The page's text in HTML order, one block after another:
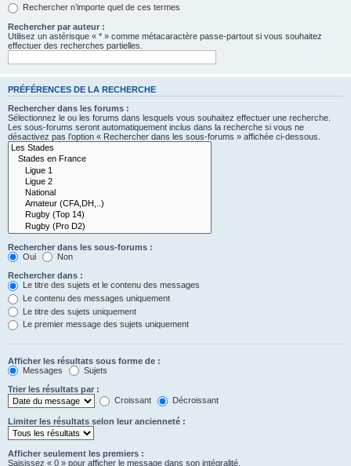
Rechercher n’importe quel de ces termes
Rechercher par auteur :
Utilisez un astérisque « * » comme métacaractère passe-partout si vous souhaitez
effectuer des recherches partielles.
PRÉFÉRENCES DE LA RECHERCHE
Rechercher dans les forums :
Sélectionnez le ou les forums dans lesquels vous souhaitez effectuer une recherche.
Les sous-forums seront automatiquement inclus dans la recherche si vous ne
désactivez pas l’option « Rechercher dans les sous-forums » affichée ci-dessous.
Rechercher dans les sous-forums :
Oui
Non
Rechercher dans :
Le titre des sujets et le contenu des messages
Le contenu des messages uniquement
Le titre des sujets uniquement
Le premier message des sujets uniquement
Afficher les résultats sous forme de :
Messages
Sujets
Trier les résultats par :
Croissant
Décroissant
Limiter les résultats selon leur ancienneté :
Afficher seulement les premiers :
Saisissez « 0 » pour afficher le message dans son intégralité.